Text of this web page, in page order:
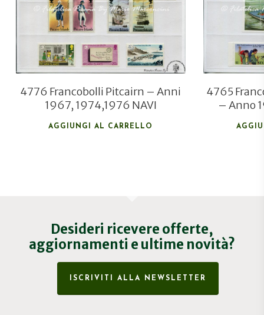
€7,20
4776 Francobolli Pitcairn – Anni
1967, 1974,1976 NAVI
AGGIUNGI AL CARRELLO
4765
– Anno
Desideri ricevere offerte,
aggiornamenti e ultime novità?
ISCRIVITI ALLA NEWSLETTER